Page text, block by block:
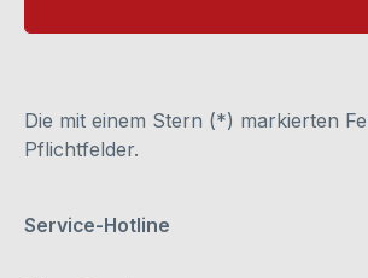
Die mit einem Stern (*) markierten
Pflichtfelder.
Service-Hotline